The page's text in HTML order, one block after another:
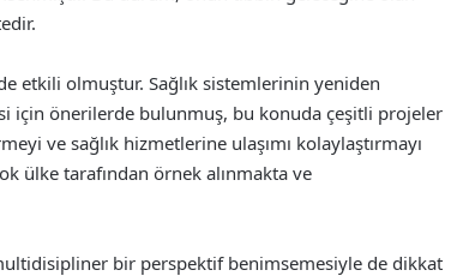
etkili olmuştur. Sağlık sistemlerinin yeniden
için önerilerde bulunmuş, bu konuda çeşitli projeler
ve sağlık hizmetlerine ulaşımı kolaylaştırmayı
ülke tarafından örnek alınmakta ve
bir perspektif benimsemesiyle de dikkat